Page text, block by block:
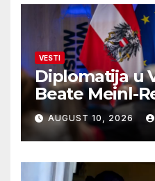
VESTI
Diplomatija u
Beate Meinl-
Marca Rubija
AUGUST 10, 2026